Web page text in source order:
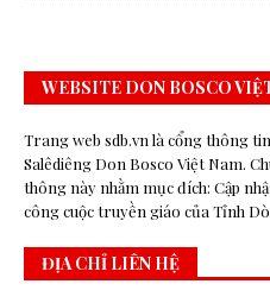
WEBSITE DON BOSCO
Trang web sdb.vn là cổng thông
Salêdiêng Don Bosco Việt Nam.
thông này nhằm mục đích: Cập
công cuộc truyền giáo của Tỉnh
ĐỊA CHỈ LIÊN HỆ